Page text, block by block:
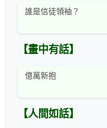
誰是信徒領袖？
【畫中有話】
億萬新抱
【人間如話】